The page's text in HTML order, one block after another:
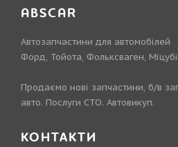
ABSCAR
Автозапчастини для автомобілей
Форд, Тойота, Фольксваген,
Продаємо нові запчастини, б/в
авто. Послуги СТО. Автовикуп.
КОНТАКТИ